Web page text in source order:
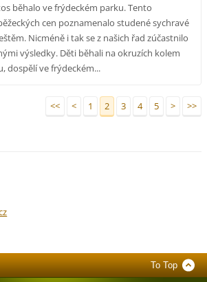
běhalo ve frýdeckém parku. Tento
cen poznamenalo studené sychravé
Nicméně i tak se z našich řad zúčastnilo
výsledky. Děti běhali na okruzích kolem
dospělí ve frýdeckém...
<< < 1 2 3 4 5 > >>
To Top